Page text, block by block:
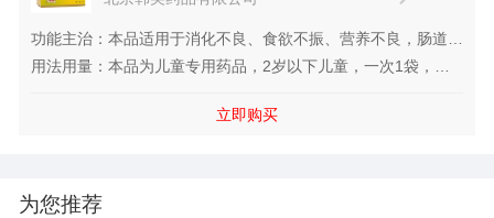
功能主治：本品适用于消化不良、食欲不振、营养不良，肠道菌
群紊乱引起的腹泻、便秘、腹胀、肠道内异常发酵、肠炎，使用
用法用量：本品为儿童专用药品，2岁以下儿童，一次1袋，一
立即购买
为您推荐